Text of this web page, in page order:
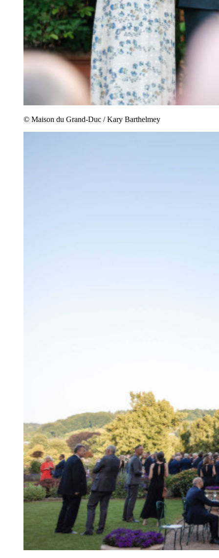
© Maison du Grand-Duc / Kary Barthelmey